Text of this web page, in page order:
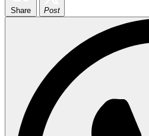
Share Post